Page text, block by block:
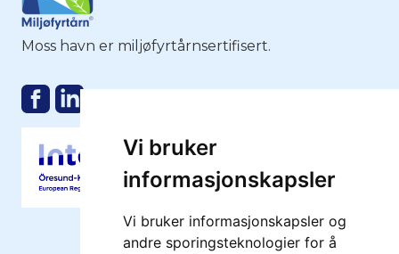
Vi bruker
informasjonskapsler
Vi bruker informasjonskapsler og
andre sporingsteknologier for å
Moss havn er miljøfyrtårnsertifisert.